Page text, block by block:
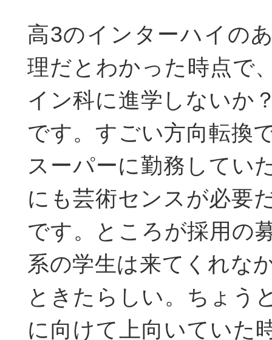
高3のインターハイの
理だとわかった時点で
イン科に進学しないか
です。すごい方向転換
スーパーに勤務してい
にも芸術センスが必要
です。ところが採用の
系の学生は来てくれな
ときたらしい。ちょう
に向けて上向いていた